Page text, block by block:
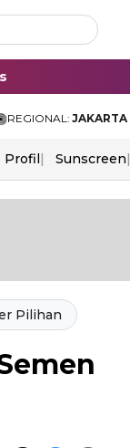
REGIONAL: JAKARTA
Profil Sunscreen
Pilihan